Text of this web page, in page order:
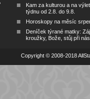
Kam za kulturou a na
týdnu od 2.8. do 9.8.
Horoskopy na měsíc
Deníček týrané matky:
kroužky, Bože, stůj při nás
Copyright © 2008-2018